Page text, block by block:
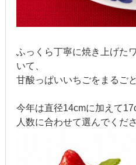
ふっくら丁寧に焼き上げた
いて、
甘酸っぱいいちごをまるご
今年は直径14cmに加えて
人数に合わせて選んでくだ